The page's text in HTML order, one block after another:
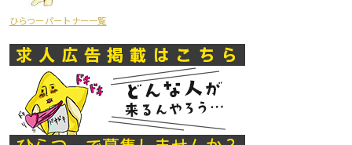
ひらつーパートナー一覧